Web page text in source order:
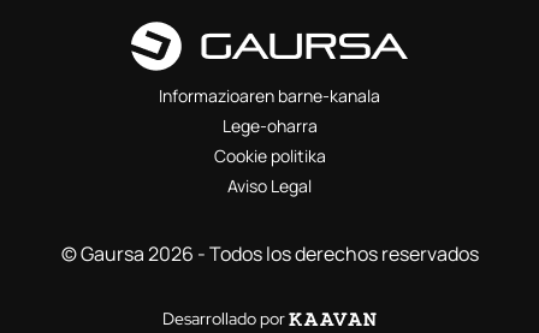
Informazioaren barne-kanala
Lege-oharra
Cookie politika
Aviso Legal
© Gaursa 2026 - Todos los derechos reservados
Desarrollado por